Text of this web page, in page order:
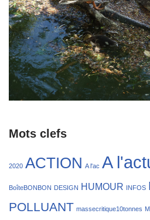
Mots clefs
2020 ACTION A l'ac A
BoîteBONBON DESIGN HUMOUR INFOS
POLLUANT massecritique10tonnes